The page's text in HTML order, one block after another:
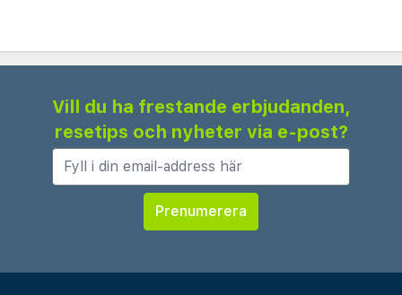
Vill du ha frestande erbjudanden,
resetips och nyheter via e-post?